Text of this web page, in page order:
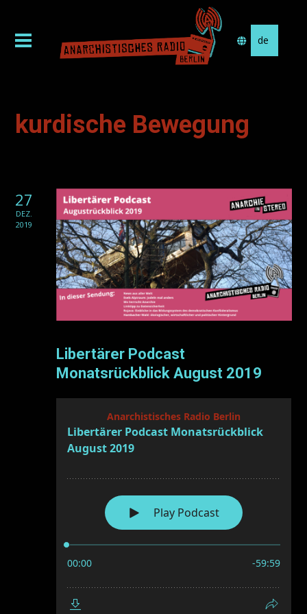
auswählen
kurdische Bewegung
27
DEZ.
2019
Libertärer Podcast
Monatsrückblick August 2019